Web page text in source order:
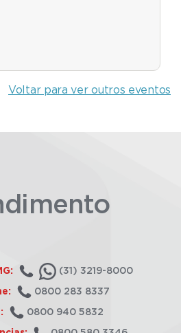
Voltar para ver outros eventos
(31) 3219-8000
0800 283 8337
0800 940 5832